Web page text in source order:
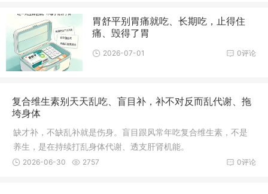
胃舒平别胃痛就吃、长期吃，止得住
痛、毁得了胃
0评论
2026-07-01
复合维生素别天天乱吃、盲目补，补不对反而乱代谢、拖
垮身体
缺才补，不缺乱补就是伤身。盲目跟风常年吃复合维生素，不是
养生，是在持续打乱身体代谢、透支肝肾机能。
0评论
2026-06-30 2757